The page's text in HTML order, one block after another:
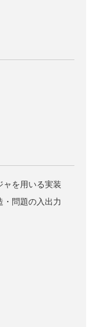
ャを用いる実装
問題の入出力